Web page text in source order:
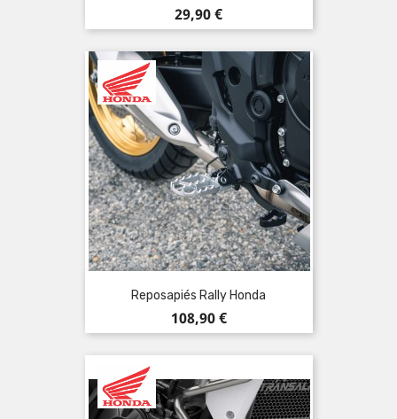
Precio
29,90 €
Reposapiés Rally Honda
Precio
108,90 €